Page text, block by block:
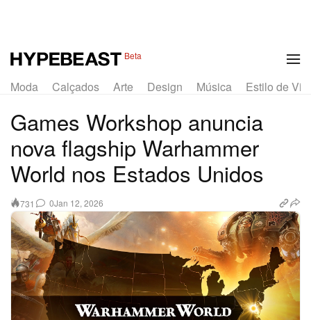
Beta
Moda Calçados Arte Design Música Estilo de
Games Workshop anuncia
nova flagship Warhammer
World nos Estados Unidos
731 0Jan 12, 2026